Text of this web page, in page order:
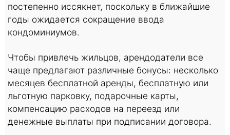
постепенно иссякнет, поскольку в ближайшие
годы ожидается сокращение ввода
кондоминиумов.
Чтобы привлечь жильцов, арендодатели все
чаще предлагают различные бонусы: несколько
месяцев бесплатной аренды, бесплатную или
льготную парковку, подарочные карты,
компенсацию расходов на переезд или
денежные выплаты при подписании договора.